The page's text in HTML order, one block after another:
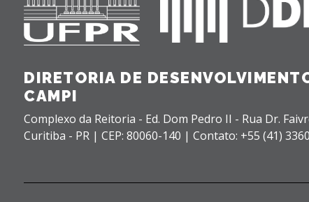
DIRETORIA DE
CAMPI
Complexo da Reitoria - Ed. Dom Pedro II - Rua Dr.
Curitiba - PR | CEP: 80060-140 | Contato: +55 (41)